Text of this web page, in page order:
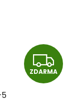
Z
D
ZDARMA